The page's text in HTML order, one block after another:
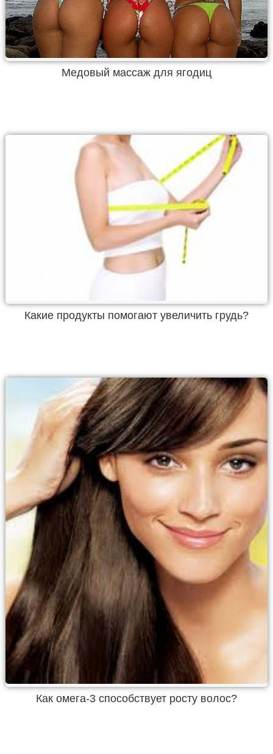
Медовый массаж для ягодиц
Какие продукты помогают увеличить грудь?
Как омега-3 способствует росту волос?